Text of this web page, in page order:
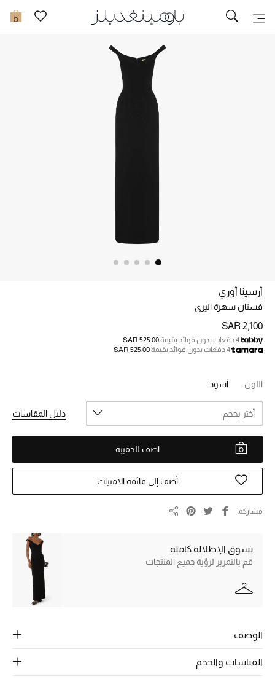
0 توصيل سريع
ما وصلنا حديثاً
الأطفال
مستلزمات المنزل
جديد لدينا
نسوقوا أحدث ما وصلنا
النساء
عرض جميع المنتجات
ركن أناقة المنتجعات
الموسم الجديد
أرسينا أوري
فستان سهرة اليري
SAR 2,100
4 دفعات بدون فوائد بقيمة
SAR 525.00
4 دفعات بدون فوائد بقيمة
SAR 525.00
اللون: أسود
أختر بحجم دليل المقاسات
اضف للحقيبة
أضف إلى قائمة الامنيات
مشاركة
تسوق الإطلالة كاملة
قم بالتمرير لرؤية جميع المنتجات
الوصف
القياسات والحجم